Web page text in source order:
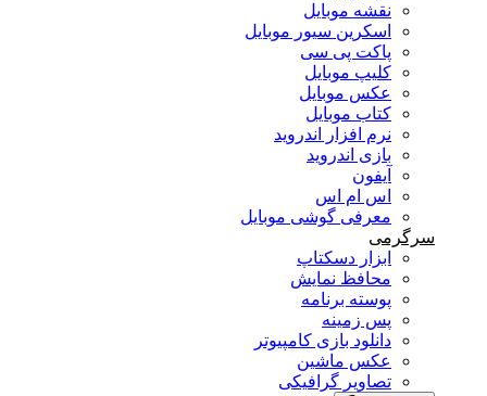
نقشه موبایل
اسکرین سیور موبایل
پاکت پی سی
کلیپ موبایل
عکس موبایل
کتاب موبایل
نرم افزار اندروید
بازی اندروید
آیفون
اس ام اس
معرفی گوشی موبایل
سرگرمی
ابزار دسکتاپ
محافظ نمایش
پوسته برنامه
پس زمینه
دانلود بازی کامپیوتر
عکس ماشین
تصاویر گرافیکی